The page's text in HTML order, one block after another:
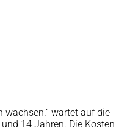
wachsen.“ wartet auf die
14 Jahren. Die Kosten